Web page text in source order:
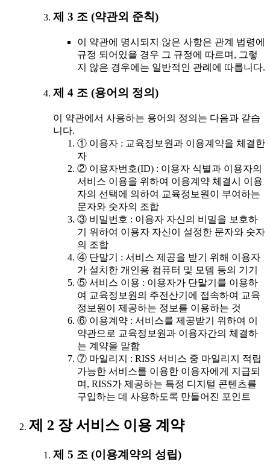
제 3 조 (약관외 준칙)
이 약관에 명시되지 않은 사항은 관계 법령에
규정 되어있을 경우 그 규정에 따르며, 그렇
지 않은 경우에는 일반적인 관례에 따릅니다.
제 4 조 (용어의 정의)
이 약관에서 사용하는 용어의 정의는 다음과 같습
니다.
① 이용자 : 교육정보원과 이용계약을 체결한
자
② 이용자번호(ID) : 이용자 식별과 이용자의
서비스 이용을 위하여 이용계약 체결시 이용
자의 선택에 의하여 교육정보원이 부여하는
문자와 숫자의 조합
③ 비밀번호 : 이용자 자신의 비밀을 보호하
기 위하여 이용자 자신이 설정한 문자와 숫자
의 조합
④ 단말기 : 서비스 제공을 받기 위해 이용자
가 설치한 개인용 컴퓨터 및 모뎀 등의 기기
⑤ 서비스 이용 : 이용자가 단말기를 이용하
여 교육정보원의 주전산기에 접속하여 교육
정보원이 제공하는 정보를 이용하는 것
⑥ 이용계약 : 서비스를 제공받기 위하여 이
약관으로 교육정보원과 이용자간의 체결하
는 계약을 말함
⑦ 마일리지 : RISS 서비스 중 마일리지 적립
가능한 서비스를 이용한 이용자에게 지급되
며, RISS가 제공하는 특정 디지털 콘텐츠를
구입하는 데 사용하도록 만들어진 포인트
제 2 장 서비스 이용 계약
제 5 조 (이용계약의 성립)